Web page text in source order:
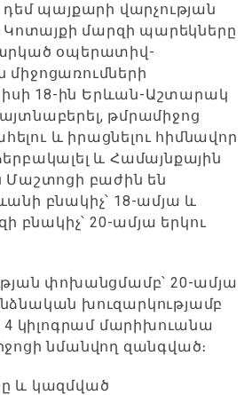
պայքարի վարչության
Կոտայքի մարզի պարեկները
օպերատիվ-
18-ին Երևան-Աշտարակ
թմրամիջոց
և իրացնելու հիմնավոր
և Համայնքային
Մաշտոցի բաժին են
բնակիչ՝ 18-ամյա և
բնակիչ՝ 20-ամյա երկու
փոխանցմամբ՝ 20-ամյա
խուզարկությամբ
4 կիլոգրամ մարիխուանա
նմանվող զանգված։
և կազմված